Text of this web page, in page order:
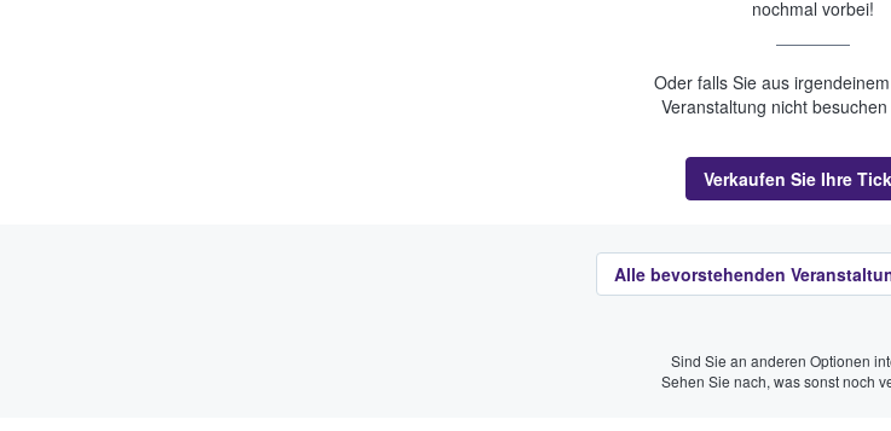
nochmal vorbei!
Oder falls Sie aus
Veranstaltung nicht
Verkaufen Sie Ihre
Alle bevorstehenden
Sind Sie an anderen Optionen
Sehen Sie nach, was sonst noch